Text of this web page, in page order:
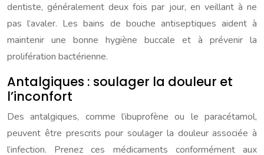
dentiste, généralement deux fois par jour, en veillant à ne
pas l’avaler. Les bains de bouche antiseptiques aident à
maintenir une bonne hygiène buccale et à prévenir la
prolifération bactérienne.
Antalgiques : soulager la douleur et
l’inconfort
Des antalgiques, comme l’ibuprofène ou le paracétamol,
peuvent être prescrits pour soulager la douleur associée à
l’infection. Prenez ces médicaments conformément aux